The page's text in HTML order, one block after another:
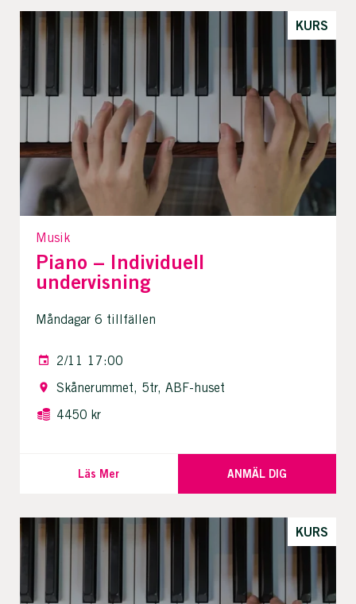
KURS
Musik
Piano – Individuell
undervisning
Måndagar 6 tillfällen
2/11 17:00
Skånerummet, 5tr, ABF-huset
4450 kr
Läs Mer ANMÄL DIG
KURS